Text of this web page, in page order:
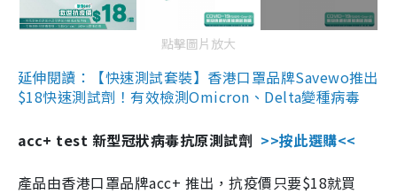
點擊圖片放大
延伸閱讀：【快速測試套裝】香港口罩品牌Savewo推出
$18快速測試劑！有效檢測Omicron、Delta變種病毒
acc+ test 新型冠狀病毒抗原測試劑 >>按此選購<<
產品由香港口罩品牌acc+ 推出，抗疫價只要$18就買